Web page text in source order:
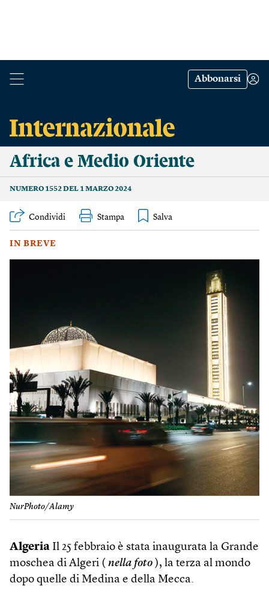
Abbonarsi
Africa e Medio Oriente
NUMERO 1552 DEL 1 MARZO 2024
Condividi Stampa
IN BREVE
NurPhoto/Alamy
Algeria Il 25 febbraio è stata inaugurata la Grande
moschea di Algeri ( nella foto ), la terza al mondo
dopo quelle di Medina e della Mecca.